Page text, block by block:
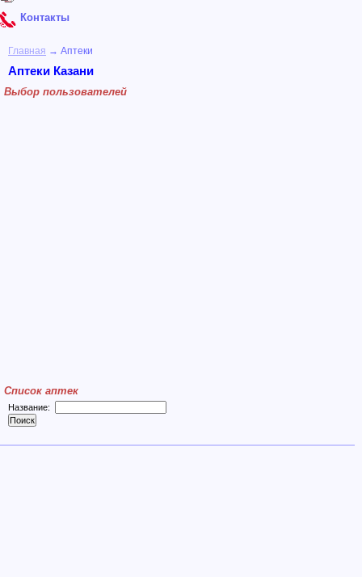
Контакты
Главная → Аптеки
Аптеки Казани
Выбор пользователей
Список аптек
Название: